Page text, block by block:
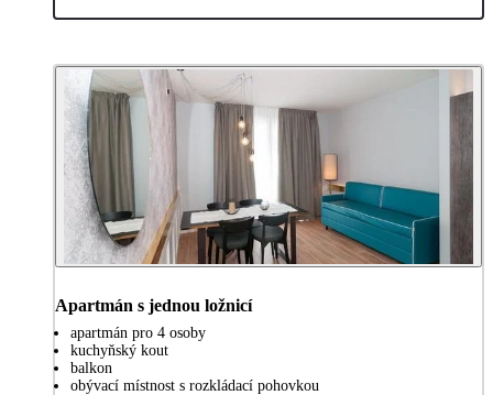
Apartmán s jednou ložnicí
apartmán pro 4 osoby
kuchyňský kout
balkon
obývací místnost s rozkládací pohovkou